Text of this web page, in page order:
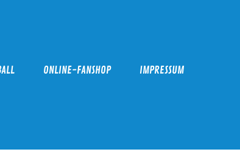
ONLINE-FANSHOP IMPRESSUM